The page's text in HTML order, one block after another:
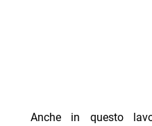
Anche in questo